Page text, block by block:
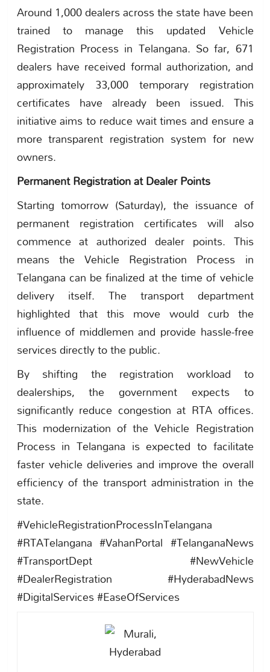
Around 1,000 dealers across the state have been
trained to manage this updated Vehicle
Registration Process in Telangana. So far, 671
dealers have received formal authorization, and
approximately 33,000 temporary registration
certificates have already been issued. This
initiative aims to reduce wait times and ensure a
more transparent registration system for new
owners.
Permanent Registration at Dealer Points
Starting tomorrow (Saturday), the issuance of
permanent registration certificates will also
commence at authorized dealer points. This
means the Vehicle Registration Process in
Telangana can be finalized at the time of vehicle
delivery itself. The transport department
highlighted that this move would curb the
influence of middlemen and provide hassle-free
services directly to the public.
By shifting the registration workload to
dealerships, the government expects to
significantly reduce congestion at RTA offices.
This modernization of the Vehicle Registration
Process in Telangana is expected to facilitate
faster vehicle deliveries and improve the overall
efficiency of the transport administration in the
state.
#VehicleRegistrationProcessInTelangana
#RTATelangana #VahanPortal #TelanganaNews
#TransportDept #NewVehicle
#DealerRegistration #HyderabadNews
#DigitalServices #EaseOfServices ​